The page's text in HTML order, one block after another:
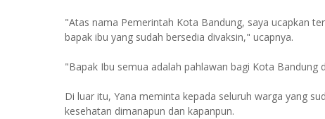
"Atas nama Pemerintah Kota Bandung, saya ucapkan
bapak ibu yang sudah bersedia divaksin," ucapnya.
"Bapak Ibu semua adalah pahlawan bagi Kota
Di luar itu, Yana meminta kepada seluruh warga yang
kesehatan dimanapun dan kapanpun.